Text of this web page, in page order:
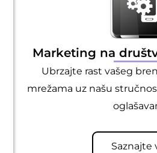
Marketing na
Ubrzajte rast vašeg
mrežama uz našu
Saznajte